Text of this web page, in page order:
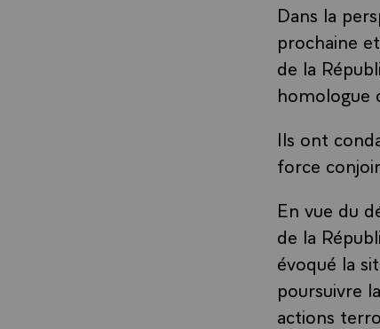
Dans la
prochaine
de la
homologue
Ils ont
force
En vue du
de la
évoqué la
poursuivre
actions